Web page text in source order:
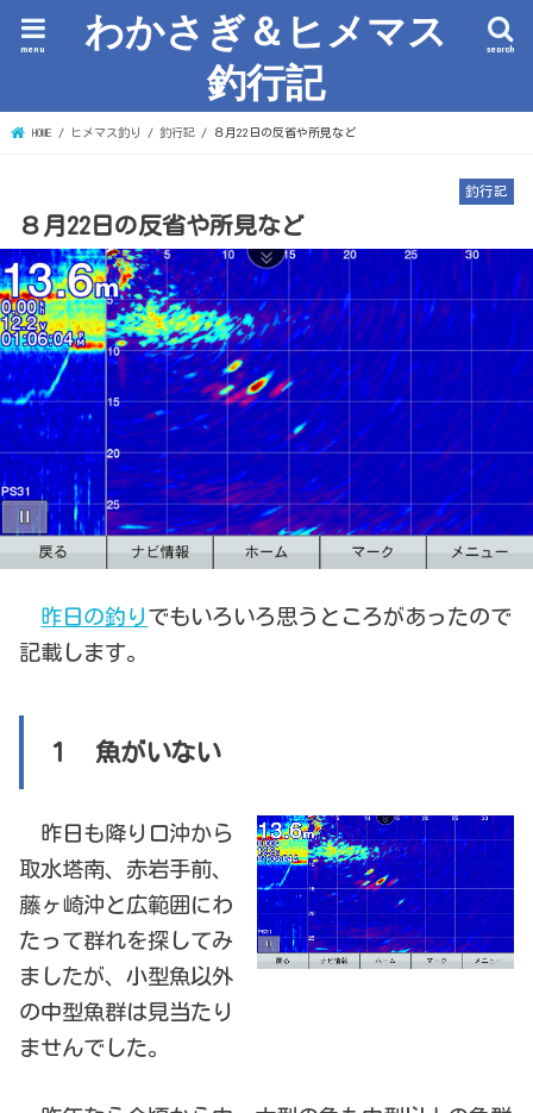
わかさぎ＆ヒメマス
釣行記
search
menu
HOME ヒメマス釣り 釣行記 ８月22日の反省や所見など
釣行記
８月22日の反省や所見など
昨日の釣りでもいろいろ思うところがあったので
記載します。
１ 魚がいない
昨日も降り口沖から
取水塔南、赤岩手前、
藤ヶ崎沖と広範囲にわ
たって群れを探してみ
ましたが、小型魚以外
の中型魚群は見当たり
ませんでした。